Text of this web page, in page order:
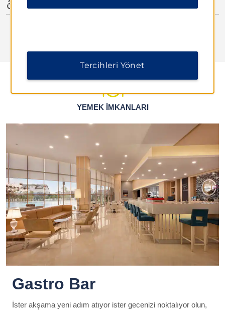
YEMEK İMKANLARI
Gastro Bar
İster akşama yeni adım atıyor ister gecenizi noktalıyor olun,
Tercihleri Yönet